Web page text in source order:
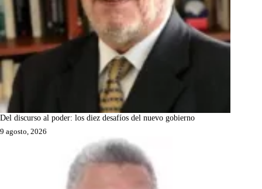
Del discurso al poder: los diez desafíos del nuevo gobierno
9 agosto, 2026